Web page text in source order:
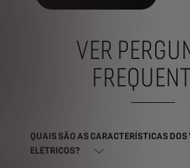
VER
QUAIS SÃO AS CARACTERÍSTICAS DOS
ELÉTRICOS?